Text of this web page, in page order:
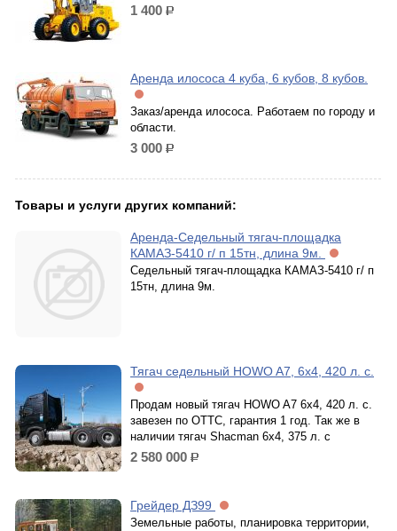
1 400 р.
Аренда илососа 4 куба, 6 кубов, 8 кубов.
Заказ/аренда илососа. Работаем по городу и
области.
3 000 р.
Товары и услуги других компаний:
Аренда-Седельный тягач-площадка
КАМАЗ-5410 г/ п 15тн, длина 9м.
Седельный тягач-площадка КАМАЗ-5410 г/ п
15тн, длина 9м.
Тягач седельный HOWO A7, 6х4, 420 л. с.
Продам новый тягач HOWO A7 6х4, 420 л. с.
завезен по ОТТС, гарантия 1 год. Так же в
наличии тягач Shacman 6x4, 375 л. с
2 580 000 р.
Грейдер ДЗ99
Земельные работы, планировка территории,